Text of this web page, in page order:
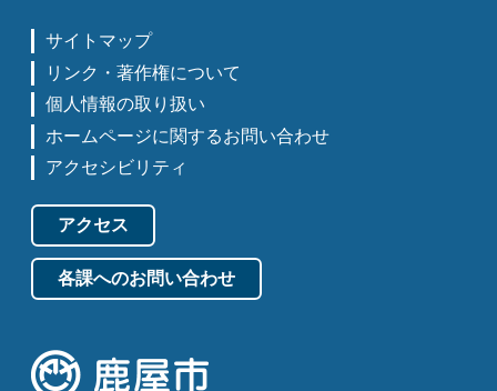
サイトマップ
リンク・著作権について
個人情報の取り扱い
ホームページに関するお問い合わせ
アクセシビリティ
アクセス
各課へのお問い合わせ